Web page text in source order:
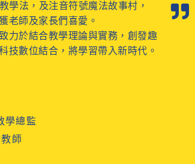
學法，及注音符號魔法故事村，
老師及家長們喜愛。
力於結合教學理論與實務，創發趣
技數位結合，將學習帶入新時代。
學總監
師